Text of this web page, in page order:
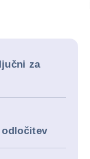
za
odločitev